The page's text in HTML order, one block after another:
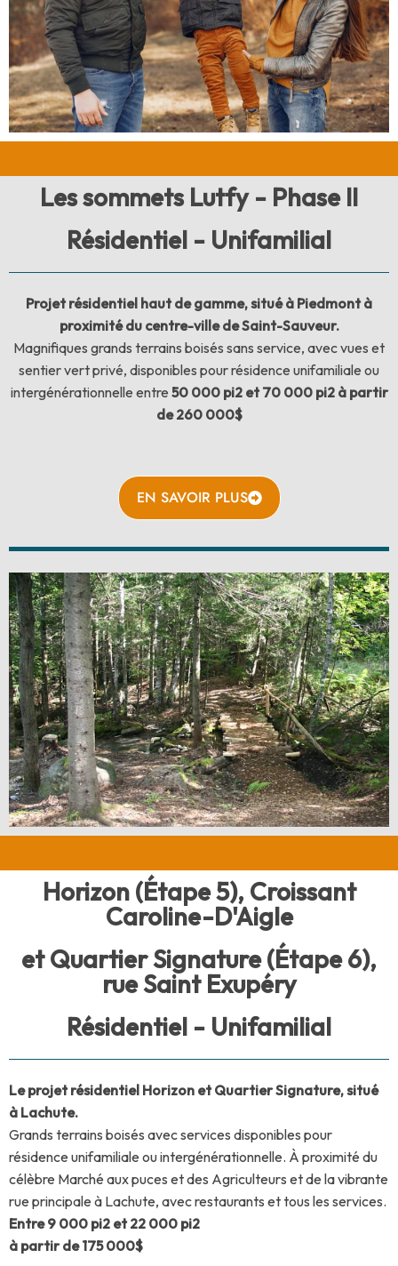
Les sommets Lutfy - Phase II
Résidentiel - Unifamilial
Projet résidentiel haut de gamme, situé à Piedmont à
proximité du centre-ville de Saint-Sauveur.
Magnifiques grands terrains boisés sans service, avec vues et
sentier vert privé, disponibles pour résidence unifamiliale ou
intergénérationnelle entre 50 000 pi2 et 70 000 pi2 à partir
de260 000$
EN SAVOIR PLUS
Horizon (Étape 5), Croissant
Caroline-D'Aigle
et Quartier Signature (Étape 6),
rue Saint Exupéry
Résidentiel - Unifamilial
Le projet résidentiel Horizon et Quartier Signature, situé
à Lachute.
Grands terrains boisés avec services disponibles pour
résidence unifamiliale ou intergénérationnelle. À proximité du
célèbre Marché aux puces et des Agriculteurs et de la vibrante
rue principale à Lachute, avec restaurants et tous les services.
Entre 9 000 pi2 et 22 000 pi2
à partir de175 000$